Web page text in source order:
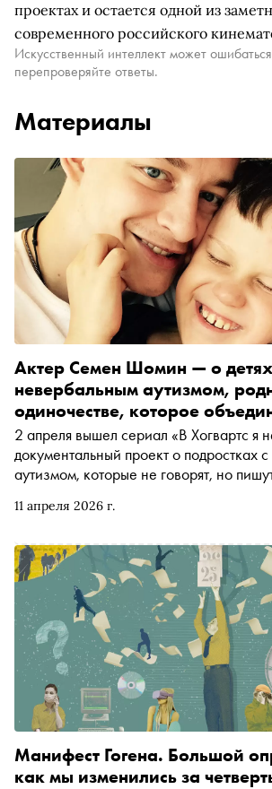
проектах и остается одной из
современного российского
Искусственный интеллект может
перепроверяйте ответы.
Материалы
11 апреля 2026 г.
Актер Семен Шомин — о
невербальным аутизмом,
одиночестве, которое
2 апреля вышел сериал «В Хогвартс я
документальный проект о подростках
аутизмом, которые не говорят, но
Кологривый, Юрий Колокольников,
Светлана Иванова. В интервью
Александру Юдину актер, создатель
проекта Семен Шомин рассказал, как
младшего брата Захара стала
сериала, как актеры волновались
(иногда — не сдерживали слез), как
бесплатно записала трек на стихи
история о людях без речи в итоге
разговором о каждом из нас
Манифест Гогена. Большой
как мы изменились за